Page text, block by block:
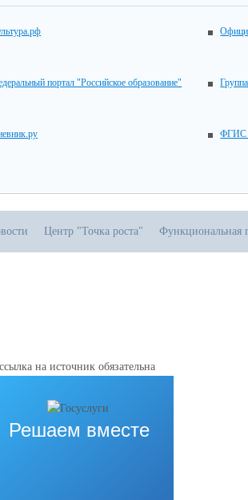
портал "Российское образование"
ФГИС
Центр "Точка роста" Функциональная
на источник обязательна
Решаем вместе